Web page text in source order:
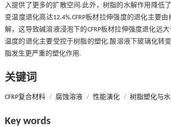
入提供了更多的扩散空间.此外，树脂的水解作用降低
变温度退化高达12.4%.CFRP板材拉伸强度的退化主
解，这导致碱溶液浸泡下的CFRP板材拉伸强度退化远
温度的退化主要受控于树脂的塑化.酸溶液下玻璃化转
脂发生更严重的塑化作用.
关键词
CFRP复合材料 / 腐蚀溶液 / 性能演化 / 树脂塑化与
Key words